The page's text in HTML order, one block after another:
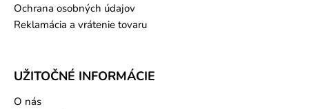
Ochrana osobných údajov
Reklamácia a vrátenie tovaru
UŽITOČNÉ INFORMÁCIE
O nás